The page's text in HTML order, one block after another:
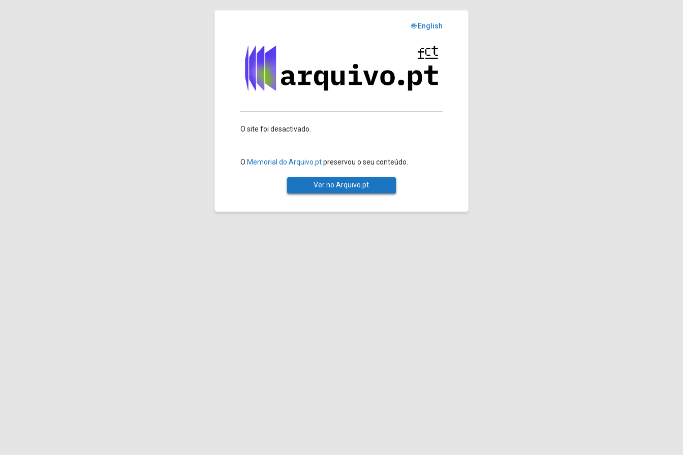
🌐 English
O site foi desactivado.
O Memorial do Arquivo.ptpreservou o seu conteúdo.
Ver no Arquivo.pt